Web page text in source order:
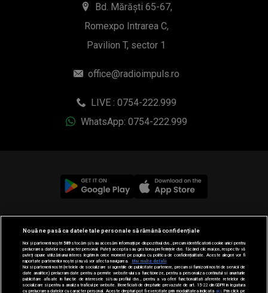
Bd. Mărăști 65-67,
Romexpo Intrarea C,
Pavilion T, sector 1
office@radioimpuls.ro
LIVE : 0754-222.999
WhatsApp: 0754-222.999
© 2019-2026 DOGAN MEDIA INTERNATIONAL SA, Toate
drepturile rezervate.
Nouă ne pasă ca datele tale personale să rămână confidențiale
Noi și partenerii noștri589stocăm și/sau accesăm informații pe dispozitivul dvs., precum identificatorii cookie unici pentru
prelucrarea datelor cu caracter personal. Puteți accepta sau gestiona preferințele dvs. făcând clic mai jos, respectiv vă
puteți opune utilizării unui interes legitim în orice moment pe pagina cu politica de confidențialitate. Aceste alegeri vor fi
raportate partenerilor noștri și nu vă vor afecta navigarea.
Mai multe detalii
Noi si partenerii nostri (retelele de socializare si agentiile de publicitate partenere, precum si furnizorii nostri de servicii de
date analitice) prelucram date pentru a permite website-ului sa functioneze, pentru a personaliza continutul si anunturile
publicitare afisate in functie de interesele si/sau profilul dvs., pentru a va oferi functionalitati aferente retelelor de
socializare si pentru a analiza traficul pe website. Beneficiati de drepturile prevazute de art. 15-22 din GDPR in legatura
cu prelucrarea datelor cu caracter personal. Aceste drepturi pot fi exercitate prin modalitatea indicataaici . Prin click pe